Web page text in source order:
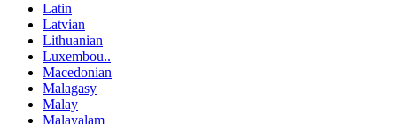
Latin
Latvian
Lithuanian
Luxembou..
Macedonian
Malagasy
Malay
Malayalam